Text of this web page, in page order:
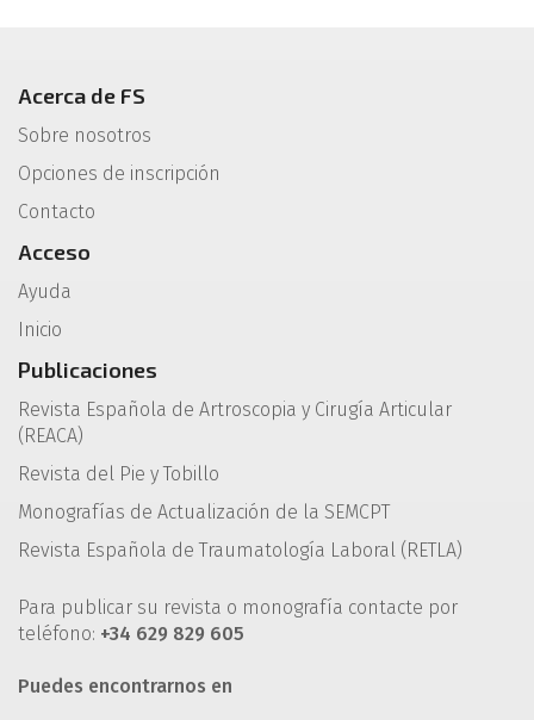
Acerca de FS
Sobre nosotros
Opciones de inscripción
Contacto
Acceso
Ayuda
Inicio
Publicaciones
Revista Española de Artroscopia y Cirugía Articular
(REACA)
Revista del Pie y Tobillo
Monografías de Actualización de la SEMCPT
Revista Española de Traumatología Laboral (RETLA)
Para publicar su revista o monografía contacte por
teléfono: +34 629 829 605
Puedes encontrarnos en